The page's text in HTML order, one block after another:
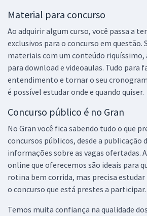
Material para concurso
Ao adquirir algum curso, você passa a
exclusivos para o concurso em questão.
materiais com um conteúdo
para download e videoaulas. Tudo para
entendimento e tornar o seu
é possível estudar onde e quando quiser.
Concurso público é no Gran
No Gran você fica sabendo tudo o que
concursos públicos, desde a publicação
informações sobre as vagas ofertadas.
online que oferecemos são ideais para
rotina bem corrida, mas precisa
o concurso que está prestes a participar.
Temos muita confiança na qualidade